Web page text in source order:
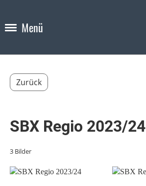
Menü
Zurück
SBX Regio 2023/24
3 Bilder